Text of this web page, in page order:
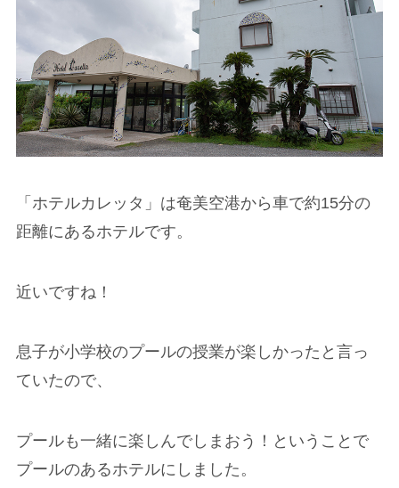
「ホテルカレッタ」は奄美空港から車で約15分の
距離にあるホテルです。
近いですね！
息子が小学校のプールの授業が楽しかったと言っ
ていたので、
プールも一緒に楽しんでしまおう！ということで
プールのあるホテルにしました。